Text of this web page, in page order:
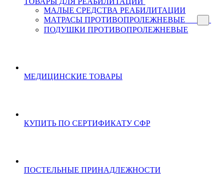
МАЛЫЕ СРЕДСТВА РЕАБИЛИТАЦИИ
МАТРАСЫ ПРОТИВОПРОЛЕЖНЕВЫЕ
ПОДУШКИ ПРОТИВОПРОЛЕЖНЕВЫЕ
МЕДИЦИНСКИЕ ТОВАРЫ
КУПИТЬ ПО СЕРТИФИКАТУ СФР
ПОСТЕЛЬНЫЕ ПРИНАДЛЕЖНОСТИ